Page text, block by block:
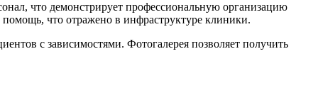
что демонстрирует профессиональную организацию
что отражено в инфраструктуре клиники.
с зависимостями. Фотогалерея позволяет получить